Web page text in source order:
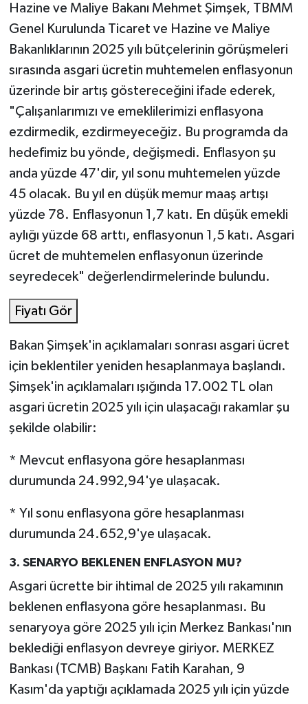
Hazine ve Maliye Bakanı Mehmet Şimşek, TBMM
Genel Kurulunda Ticaret ve Hazine ve Maliye
Bakanlıklarının 2025 yılı bütçelerinin görüşmeleri
sırasında asgari ücretin muhtemelen enflasyonun
üzerinde bir artış göstereceğini ifade ederek,
"Çalışanlarımızı ve emeklilerimizi enflasyona
ezdirmedik, ezdirmeyeceğiz. Bu programda da
hedefimiz bu yönde, değişmedi. Enflasyon şu
anda yüzde 47'dir, yıl sonu muhtemelen yüzde
45 olacak. Bu yıl en düşük memur maaş artışı
yüzde 78. Enflasyonun 1,7 katı. En düşük emekli
aylığı yüzde 68 arttı, enflasyonun 1,5 katı. Asgari
ücret de muhtemelen enflasyonun üzerinde
seyredecek" değerlendirmelerinde bulundu.
Fiyatı Gör
Bakan Şimşek'in açıklamaları sonrası asgari ücret
için beklentiler yeniden hesaplanmaya başlandı.
Şimşek'in açıklamaları ışığında 17.002 TL olan
asgari ücretin 2025 yılı için ulaşacağı rakamlar şu
şekilde olabilir:
* Mevcut enflasyona göre hesaplanması
durumunda 24.992,94'ye ulaşacak.
* Yıl sonu enflasyona göre hesaplanması
durumunda 24.652,9'ye ulaşacak.
3. SENARYO BEKLENEN ENFLASYON MU?
Asgari ücrette bir ihtimal de 2025 yılı rakamının
beklenen enflasyona göre hesaplanması. Bu
senaryoya göre 2025 yılı için Merkez Bankası'nın
beklediği enflasyon devreye giriyor. MERKEZ
Bankası (TCMB) Başkanı Fatih Karahan, 9
Kasım'da yaptığı açıklamada 2025 yılı için yüzde
YAŞAM